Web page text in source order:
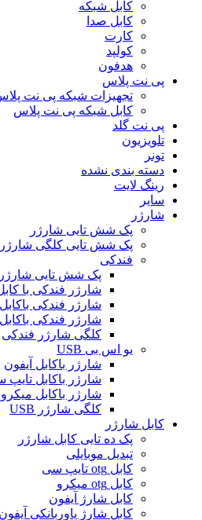
کابل شبکه
کابل صدا
کارت
کولپد
هدفون
پی نت پلاس
تجهیزات شبکه پی نت
کابل شبکه پی نت پلاس
پی نت گلد
تلویزیون
تونر
دسته بندی نشده
رینگ لایت
سایر
شارژر
پک شش تایی شارژر
پک شش تایی کلگی شارژر
فندکی
پک شش تایی
شارژر فندکی با
شارژر فندکی
شارژر فندکی
کلگی شارژر فندکی
یو اس بی USB
شارژر باکابل آیفون
شارژر باکابل
شارژر باکابل میکرو
کلگی شارژر USB
کابل شارژر
پک ده تایی کابل شارژر
تبدیل موبایلی
کابل otg تایپ سی
کابل otg میکرو
کابل شارژ آیفون
کابل شارژ پاوربانکی آیفون